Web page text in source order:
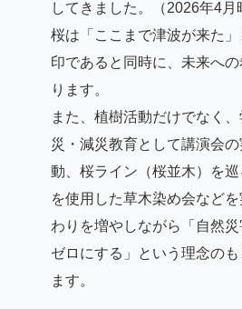
してきました。（2026年4月
桜は「ここまで津波が来た
印であると同時に、未来へ
ります。
また、植樹活動だけでなく
災・減災教育として講演会
動、桜ライン（桜並木）を
を使用した草木染め会など
わりを増やしながら「自然
ゼロにする」という理念の
ます。